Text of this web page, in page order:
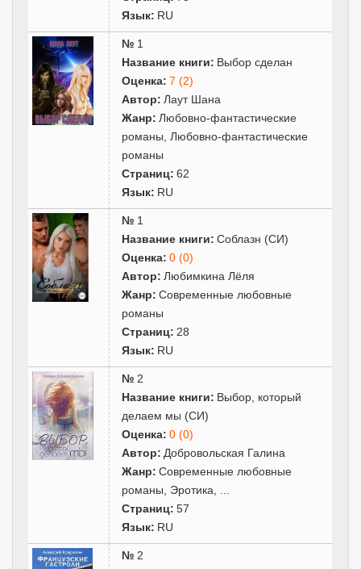
Язык: RU
№ 1
Название книги: Выбор сделан
Оценка: 7 (2)
Автор: Лаут Шана
Жанр: Любовно-фантастические
романы
Любовно-фантастические
романы
Страниц: 62
Язык: RU
№ 1
Название книги: Соблазн (СИ)
Оценка: 0 (0)
Автор: Любимкина Лёля
Жанр: Современные любовные
романы
Страниц: 28
Язык: RU
№ 2
Название книги: Выбор, который
делаем мы (СИ)
Оценка: 0 (0)
Автор: Добровольская Галина
Жанр: Современные любовные
романы
Эротика
Страниц: 57
Язык: RU
№ 2